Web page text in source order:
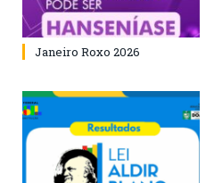
Janeiro Roxo 2026